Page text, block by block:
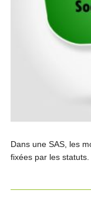
Dans une SAS, les
fixées par les